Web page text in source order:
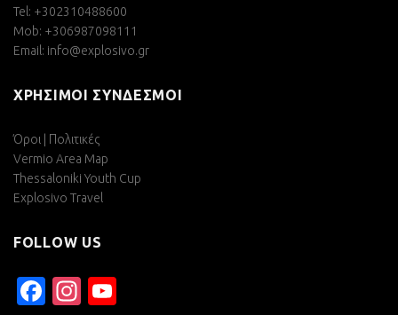
Tel: +302310488600
Mob: +306987098111
Email: info@explosivo.gr
ΧΡΗΣΙΜΟΙ ΣΥΝΔΕΣΜΟΙ
Όροι | Πολιτικές
Vermio Area Map
Thessaloniki Youth Cup
Explosivo Travel
FOLLOW US
Facebook
Instagram